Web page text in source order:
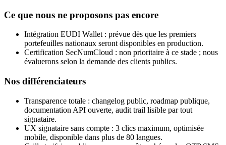
Ce que nous ne proposons pas encore
Intégration EUDI Wallet : prévue dès que les premiers
portefeuilles nationaux seront disponibles en production.
Certification SecNumCloud : non prioritaire à ce stade ; nous
évaluerons selon la demande des clients publics.
Nos différenciateurs
Transparence totale : changelog public, roadmap publique,
documentation API ouverte, audit trail lisible par tout
signataire.
UX signataire sans compte : 3 clics maximum, optimisée
mobile, disponible dans plus de 80 langues.